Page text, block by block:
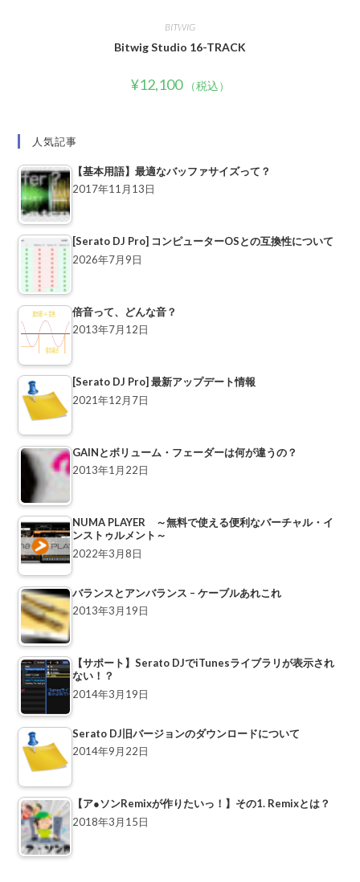
BITWIG
Bitwig Studio 16-TRACK
¥12,100 （税込）
人気記事
【基本用語】最適なバッファサイズって？
2017年11月13日
[Serato DJ Pro] コンピューターOSとの互換性について
2026年7月9日
倍音って、どんな音？
2013年7月12日
[Serato DJ Pro] 最新アップデート情報
2021年12月7日
GAINとボリューム・フェーダーは何が違うの？
2013年1月22日
NUMA PLAYER ～無料で使える便利なバーチャル・イ
ンストゥルメント～
2022年3月8日
バランスとアンバランス – ケーブルあれこれ
2013年3月19日
【サポート】Serato DJでiTunesライブラリが表示され
ない！？
2014年3月19日
Serato DJ旧バージョンのダウンロードについて
2014年9月22日
【ア●ソンRemixが作りたいっ！】その1. Remixとは？
2018年3月15日